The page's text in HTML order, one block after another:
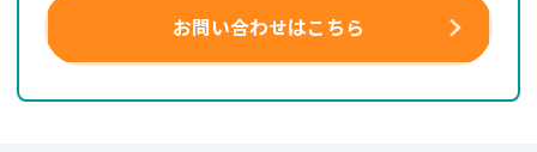
お問い合わせはこちら